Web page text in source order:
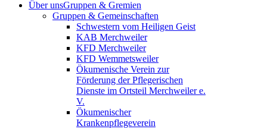
Über unsGruppen & Gremien
Gruppen & Gemeinschaften
Schwestern vom Heiligen Geist
KAB Merchweiler
KFD Merchweiler
KFD Wemmetsweiler
Ökumenische Verein zur
Förderung der Pflegerischen
Dienste im Ortsteil Merchweiler e.
V.
Ökumenischer
Krankenpflegeverein